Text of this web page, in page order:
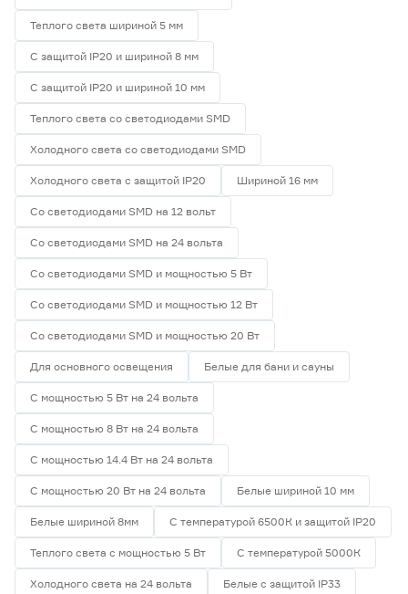
Теплого света шириной 5 мм
С защитой IP20 и шириной 8 мм
С защитой IP20 и шириной 10 мм
Теплого света со светодиодами SMD
Холодного света со светодиодами SMD
Холодного света с защитой IP20 Шириной 16 мм
Со светодиодами SMD на 12 вольт
Со светодиодами SMD на 24 вольта
Со светодиодами SMD и мощностью 5 Вт
Со светодиодами SMD и мощностью 12 Вт
Со светодиодами SMD и мощностью 20 Вт
Для основного освещения Белые для бани и сауны
С мощностью 5 Вт на 24 вольта
С мощностью 8 Вт на 24 вольта
С мощностью 14.4 Вт на 24 вольта
С мощностью 20 Вт на 24 вольта Белые шириной 10 мм
Белые шириной 8мм С температурой 6500К и защитой IP20
Теплого света с мощностью 5 Вт С температурой 5000К
Холодного света на 24 вольта Белые с защитой IP33